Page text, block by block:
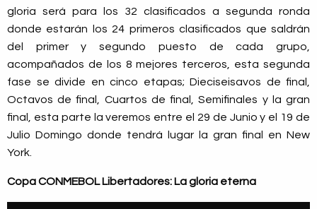
gloria será para los 32 clasificados a segunda ronda
donde estarán los 24 primeros clasificados que saldrán
del primer y segundo puesto de cada grupo,
acompañados de los 8 mejores terceros, esta segunda
fase se divide en cinco etapas; Dieciseisavos de final,
Octavos de final, Cuartos de final, Semifinales y la gran
final, esta parte la veremos entre el 29 de Junio y el 19 de
Julio Domingo donde tendrá lugar la gran final en New
York.
Copa CONMEBOL Libertadores: La gloria eterna